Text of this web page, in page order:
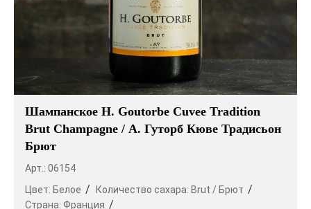
Шампанское H. Goutorbe Cuvee Tradition
Brut Champagne / А. Гуторб Кюве Традисьон
Брют
Арт.: 06154
Цвет: Белое Количество сахара: Brut / Брют
Страна: Франция